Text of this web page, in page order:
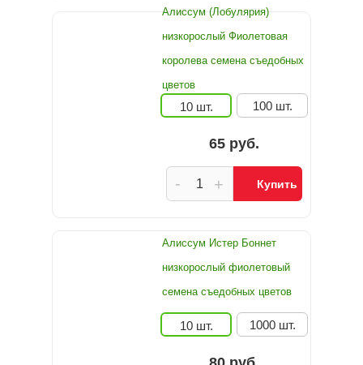
Алиссум (Лобулярия)
низкорослый Фиолетовая
королева семена съедобных
цветов
10 шт. 100 шт.
65 руб.
+
- Купить
Алиссум Истер Боннет
низкорослый фиолетовый
семена съедобных цветов
10 шт. 1000 шт.